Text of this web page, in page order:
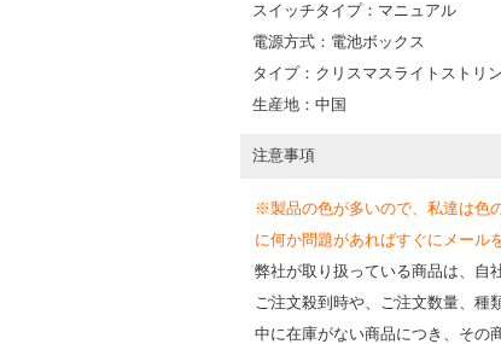
スイッチタイプ：マニュアル
電源方式：電池ボックス
タイプ：クリスマスライトストリ
生産地：中国
注意事項
※製品の色が多いので、私達は色
に何か問題があればすぐにメール
弊社が取り扱っている商品は、自
ご注文殺到時や、ご注文数量、種
中に在庫がない商品につき、その